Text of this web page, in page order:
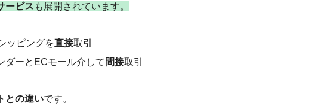
ービス も展開されています。
ッピングを直接取引
ダーとECモール介して 間接取引
との違いです。